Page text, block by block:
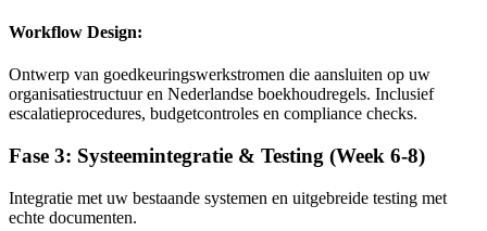
Workflow Design:
Ontwerp van goedkeuringswerkstromen die aansluiten op uw
organisatiestructuur en Nederlandse boekhoudregels. Inclusief
escalatieprocedures, budgetcontroles en compliance checks.
Fase 3: Systeemintegratie & Testing (Week 6-8)
Integratie met uw bestaande systemen en uitgebreide testing met
echte documenten.